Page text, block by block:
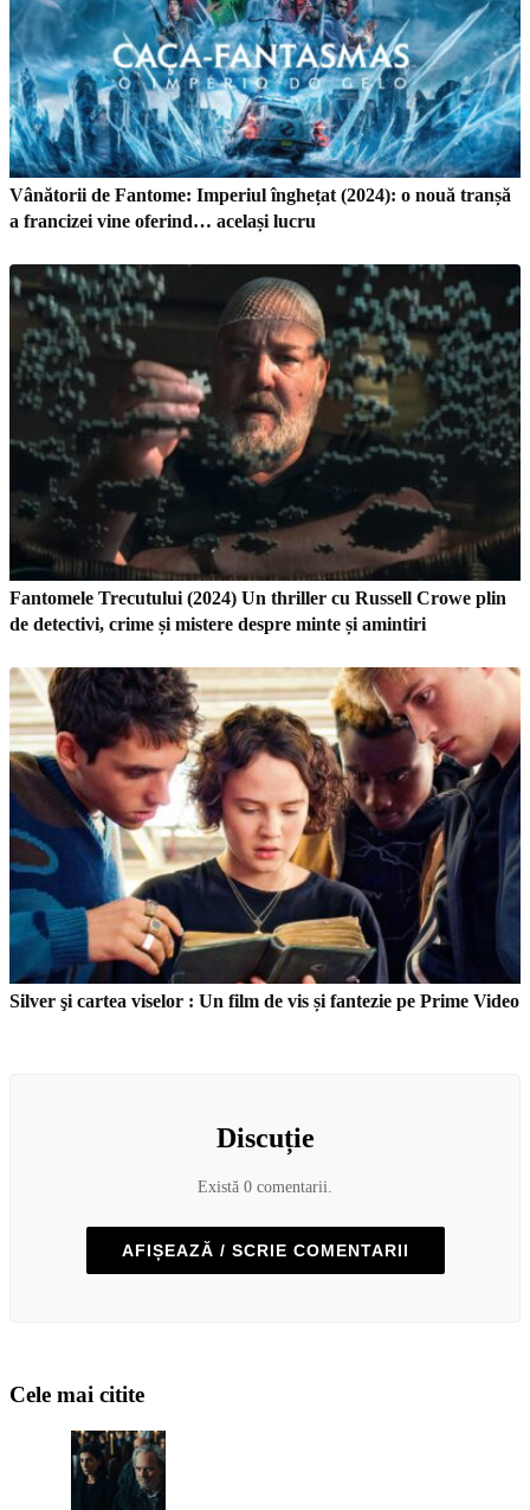
Vânătorii de Fantome: Imperiul înghețat (2024): o nouă tranșă
a francizei vine oferind… același lucru
Fantomele Trecutului (2024) Un thriller cu Russell Crowe plin
de detectivi, crime și mistere despre minte și amintiri
Silver şi cartea viselor : Un film de vis și fantezie pe Prime Video
Discuție
Există 0 comentarii.
AFIȘEAZĂ / SCRIE COMENTARII
Cele mai citite